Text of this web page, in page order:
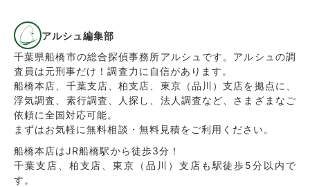
アルシュ編集部
千葉県船橋市の総合探偵事務所アルシュです。アルシュの調
査員は元刑事だけ！調査力に自信があります。
船橋本店、千葉支店、柏支店、東京（品川）支店を拠点に、
浮気調査、素行調査、人探し、法人調査など、さまざまなご
依頼に全国対応可能。
まずはお気軽に無料相談・無料見積をご利用ください。
船橋本店はJR船橋駅から徒歩3分！
千葉支店、柏支店、東京（品川）支店も駅徒歩5分以内で
す。